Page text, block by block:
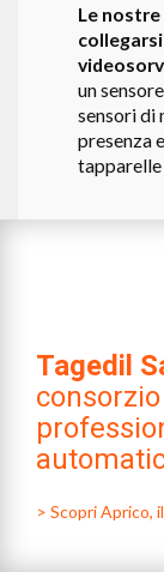
Le
un
sensori di
presenza
tapparelle
Tagedil
consorzio
> Scopri Aprico,